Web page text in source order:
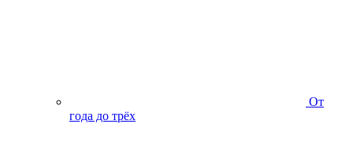
От
года до трёх